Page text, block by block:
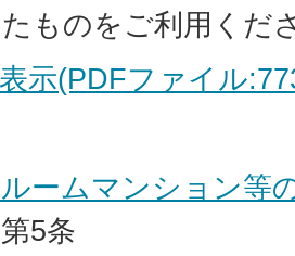
ものをご利用くだ
示(PDFファイル
ームマンション等
第5条